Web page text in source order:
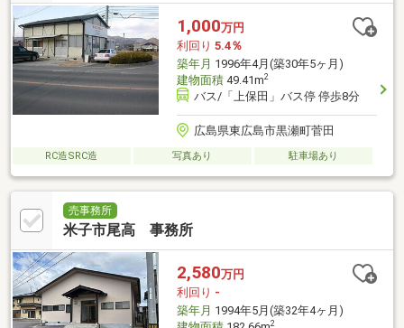
1,000万円
利回り 5.4％
築年月 1996年4月(築30年5ヶ月)
建物面積49.41m2
バス/「上保田」バス停 停歩8分
広島県東広島市黒瀬町菅田
RC造SRC造 写真あり 駐車場あり
売事務所
米子市尾高 事務所
2,580万円
利回り -
築年月 1994年5月(築32年4ヶ月)
2